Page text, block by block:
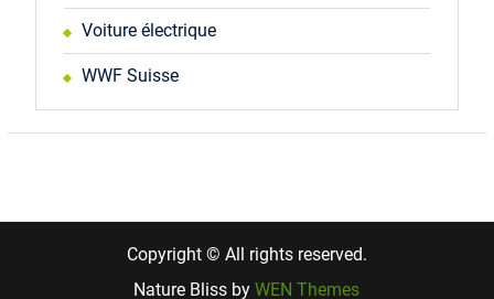
Voiture électrique
WWF Suisse
Copyright © All rights reserved.
Nature Bliss byWEN Themes